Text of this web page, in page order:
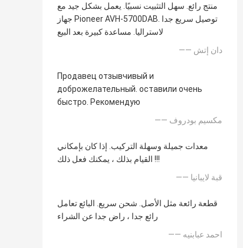
منتج رائع. سهل التثبيت نسبيًا. يعمل بشكل جيد مع
جهاز Pioneer AVH-5700DAB. توصيل سريع جدا
لاستراليا. مساعدة كبيرة بعد البيع
—— دان إتش
Продавец отзывчивый и
доброжелательный. оставили очень
быстро. Рекомендую
—— مكسيم بودروف
معدات جميلة وسهلة التركيب. إذا كان بإمكاني
القيام بذلك ، يمكنك فعل ذلك !!!
—— قبة لايبانيا
قطعة رائعة مثل الأصل. شحن سريع. البائع تعامل
رائع جدا ، راض جدا عن الشراء
—— احمد عبابنيه